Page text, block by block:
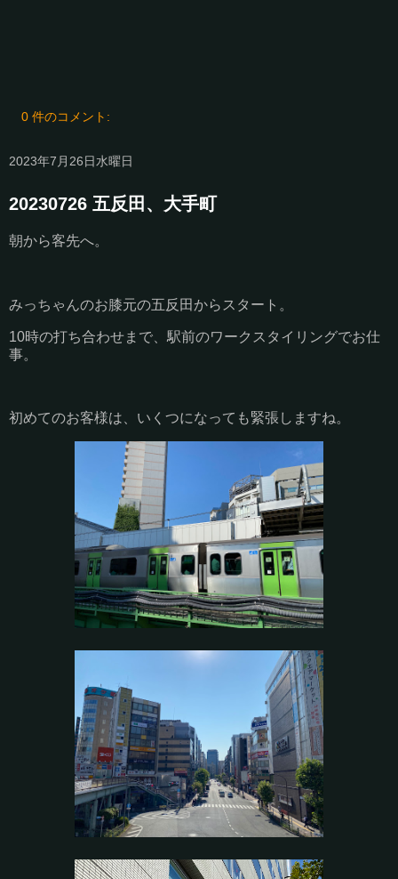
0 件のコメント:
2023年7月26日水曜日
20230726 五反田、大手町
朝から客先へ。
みっちゃんのお膝元の五反田からスタート。
10時の打ち合わせまで、駅前のワークスタイリングでお仕
事。
初めてのお客様は、いくつになっても緊張しますね。